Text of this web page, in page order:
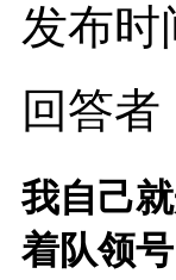
发布时
回答者
我自己
着队领